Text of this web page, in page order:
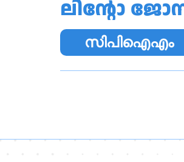
ലിന്റോ
സിപിഐഎം